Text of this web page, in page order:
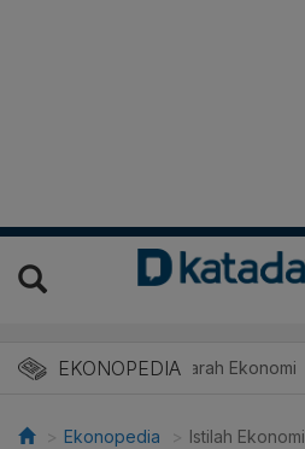
EKONOPEDIASejarah Ekonomi
Ekonopedia Istilah Ekonomi